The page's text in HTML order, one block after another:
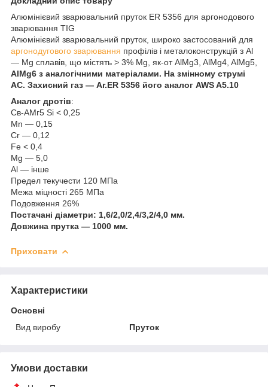
Алюмінієвий зварювальний пруток ER 5356 для аргонодового
зварювання TIG
Алюмінієвий зварювальний пруток, широко застосований для
аргонодугового зварювання профілів і металоконструкцій з Al
— Mg сплавів, що містять > 3% Mg, як-от AlMg3, AlMg4, AlMg5,
AlMg6 з аналогічними матеріалами. На змінному струмі
AC. Захисний газ — Ar.ER 5356 його аналог AWS A5.10
Аналог дротів:
Св-АМг5 Si < 0,25
Mn — 0,15
Cr — 0,12
Fe < 0,4
Mg — 5,0
Al — інше
Предел текучести 120 МПа
Межа міцності 265 МПа
Подовження 26%
Постачані діаметри: 1,6/2,0/2,4/3,2/4,0 мм.
Довжина прутка — 1000 мм.
Приховати
Характеристики
Основні
Вид виробу
Пруток
Умови доставки